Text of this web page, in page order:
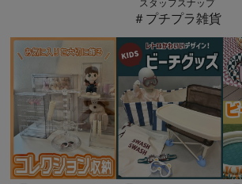
スタッフスナップ
＃プチプラ雑貨